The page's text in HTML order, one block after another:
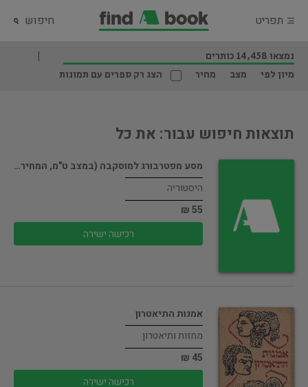
תפריט חיפוש
נמצאו 14,458 כותרים
מיון לפי
מצב מחיר הצג רק ספרים עם תמונות
תוצאות חיפוש עבור: את כל
מסע מפטרבורג למוסקבה (במצב ט"מ, המחיר…
היסטוריה
55 ₪
רכישה ישירה
אמנות התיאטרון
מחזות ותיאטרון
45 ₪
רכישה ישירה